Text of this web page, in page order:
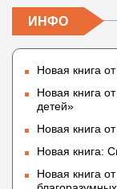
ИНФО
Новая книга
Новая книга
детей»
Новая книга
Новая книга:
Новая книга